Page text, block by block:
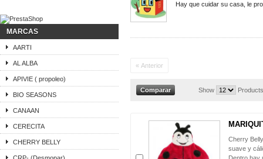
MARCAS
AARTI
AL ALBA
APIVIE ( propoleo)
BIO SEASONS
CANAAN
CERECITA
CHERRY BELLY
Hay que cuidar su casa, le
« Anterior
Show
Cherry
suave y